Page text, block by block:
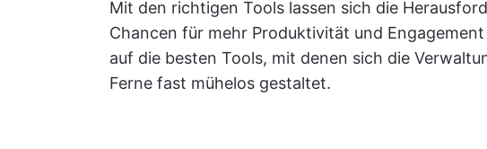
Mit den richtigen Tools lassen sich die
Chancen für mehr Produktivität und
auf die besten Tools, mit denen sich die
Ferne fast mühelos gestaltet.